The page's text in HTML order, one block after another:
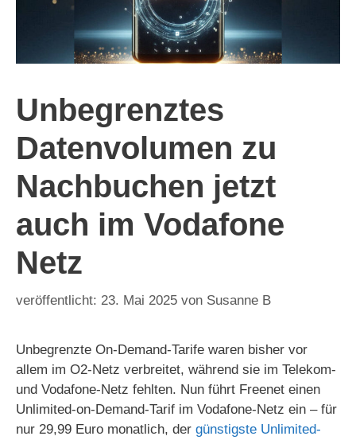
Unbegrenztes
Datenvolumen zu
Nachbuchen jetzt
auch im Vodafone
Netz
23. Mai 2025 von Susanne B
Unbegrenzte On-Demand-Tarife waren bisher vor
allem im O2-Netz verbreitet, während sie im Telekom-
und Vodafone-Netz fehlten. Nun führt Freenet einen
Unlimited-on-Demand-Tarif im Vodafone-Netz ein – für
nur 29,99 Euro monatlich, der günstigste Unlimited-